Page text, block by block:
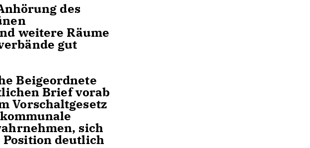
des
weitere Räume
gut
Beigeordnete
Brief vorab
Vorschaltgesetz
sich
deutlich